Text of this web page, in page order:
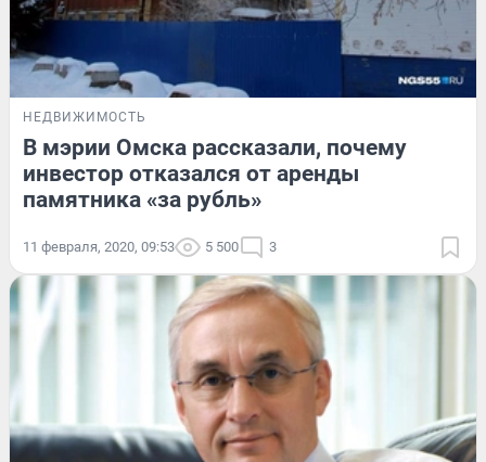
НЕДВИЖИМОСТЬ
В мэрии Омска рассказали, почему
инвестор отказался от аренды
памятника «за рубль»
11 февраля, 2020, 09:53 5 500 3